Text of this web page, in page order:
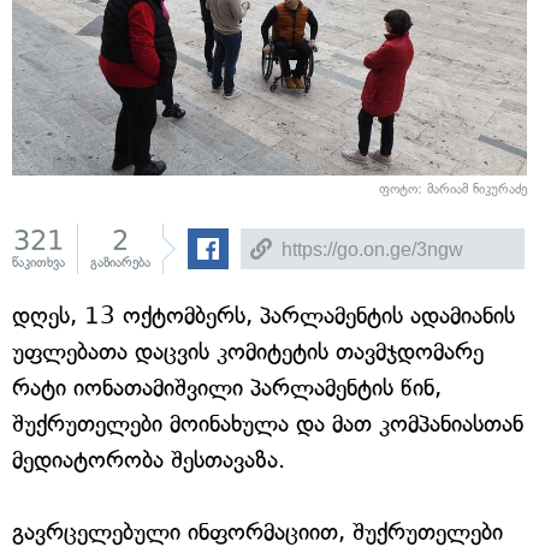
ფოტო: მარიამ ნიკურაძე
321
წაკითხვა
2
გაზიარება
დღეს, 13 ოქტომბერს, პარლამენტის ადამიანის
უფლებათა დაცვის კომიტეტის თავმჯდომარე
რატი იონათამიშვილი პარლამენტის წინ,
შუქრუთელები მოინახულა და მათ კომპანიასთან
მედიატორობა შესთავაზა.
გავრცელებული ინფორმაციით, შუქრუთელები